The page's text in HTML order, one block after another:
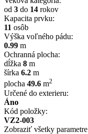
od 3 do 14 rokov
Kapacita prvku:
11 osôb
Výška voľného pádu:
0.99 m
Ochranná plocha:
dĺžka 8 m
šírka 6.2 m
plocha 49.6 m2
Určené do exterieru:
Áno
Kód položky:
VZ2-003
Zobraziť všetky parametre